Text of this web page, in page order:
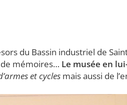
du Bassin industriel de
de mémoires… Le musée en
et cycles mais aussi de